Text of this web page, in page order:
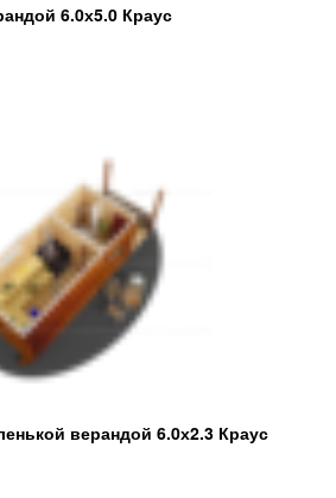
6.0х5.0 Краус
верандой 6.0х2.3 Краус